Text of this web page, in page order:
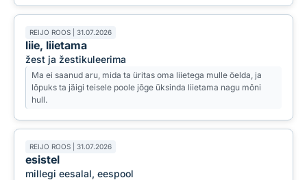
REIJO ROOS | 31.07.2026
liie, liietama
žest ja žestikuleerima
Ma ei saanud aru, mida ta üritas oma liietega mulle öelda, ja
lõpuks ta jäigi teisele poole jõge üksinda liietama nagu mõni
hull.
REIJO ROOS | 31.07.2026
esistel
millegi eesalal, eespool